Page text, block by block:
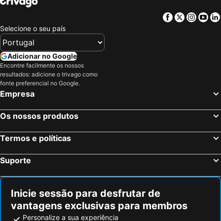
Täsch, Valais Hotéis
Bulle, Friburgo Hotéis
Chamonix-Mont-Blanc, Ródano-Alpes Hotéis
Interlaken, Berna Hotéis
Zermatt, Valais Hotéis
Zurique, Zurique Hotéis
Basileia, Basileia Hotéis
Facebook
Twitter
Selecione o seu país
Adicionar no Google
Encontre facilmente os nossos
resultados: adicione o trivago como
fonte preferencial no Google.
Empresa
Os nossos produtos
Termos e políticas
Suporte
Inicie sessão para desfrutar de
vantagens exclusivas para membros
Personalize a sua experiência